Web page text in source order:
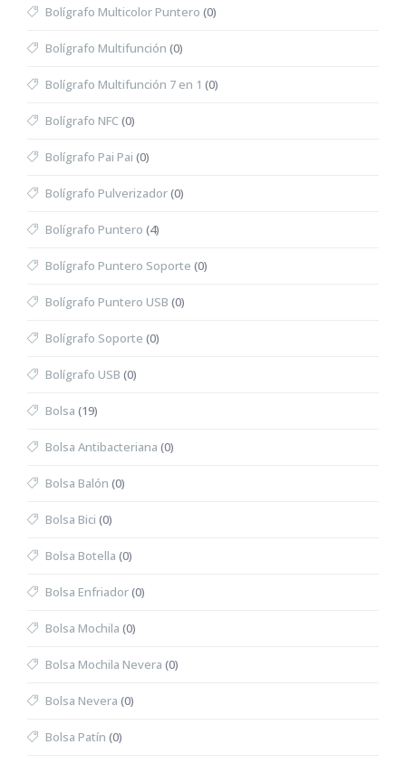
Bolígrafo Multicolor Puntero (0)
Bolígrafo Multifunción (0)
Bolígrafo Multifunción 7 en 1 (0)
Bolígrafo NFC(0)
Bolígrafo Pai Pai (0)
Bolígrafo Pulverizador(0)
Bolígrafo Puntero (4)
Bolígrafo Puntero Soporte (0)
Bolígrafo Puntero USB (0)
Bolígrafo Soporte (0)
Bolígrafo USB (0)
Bolsa (19)
Bolsa Antibacteriana (0)
Bolsa Balón (0)
Bolsa Bici (0)
Bolsa Botella (0)
Bolsa Enfriador(0)
Bolsa Mochila (0)
Bolsa Mochila Nevera (0)
Bolsa Nevera (0)
Bolsa Patín (0)